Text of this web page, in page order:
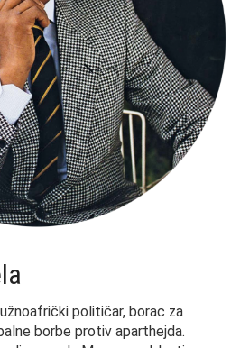
političar, borac za
borbe protiv aparthejda.